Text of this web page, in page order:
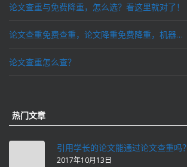
论文查重与免费降重，怎么选？看这里就对了！
论文查重免费查重，论文降重免费降重，机器降重，人工降重，降低AIGC写作率，ai写论文，都要选论文狗和paperdog以及文思慧达！
论文查重怎么查？
热门文章
引用学长的论文能通过论文查重吗？
2017年10月13日